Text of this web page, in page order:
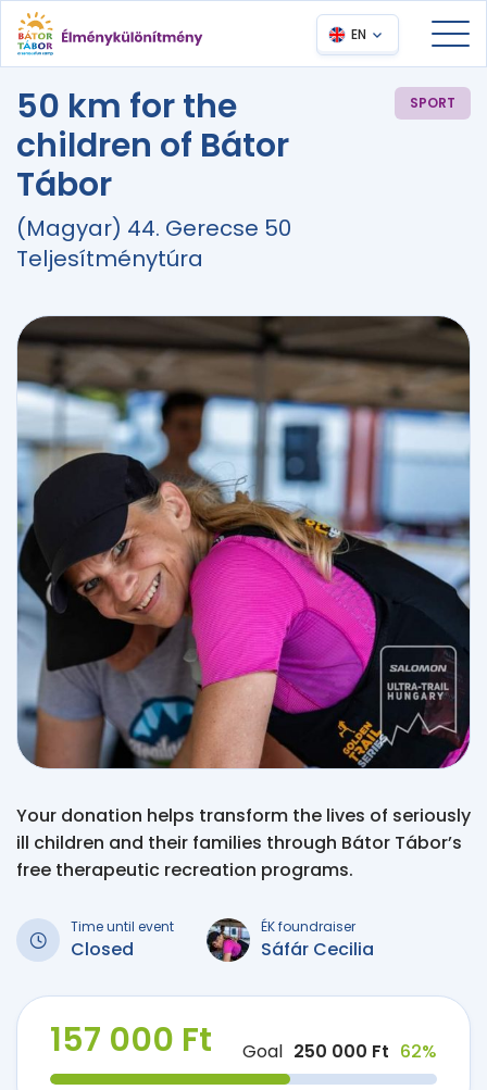
EN
50 km for the
children of Bátor
Tábor
SPORT
(Magyar) 44. Gerecse 50
Teljesítménytúra
Your donation helps transform the lives of seriously
ill children and their families through Bátor Tábor’s
free therapeutic recreation programs.
Time until event
Closed
ÉK foundraiser
Sáfár Cecilia
157 000 Ft Goal 250 000 Ft 62%